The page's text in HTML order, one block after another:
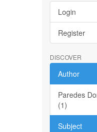
Login
Register
DISCOVER
Author
Paredes
(1)
Subject